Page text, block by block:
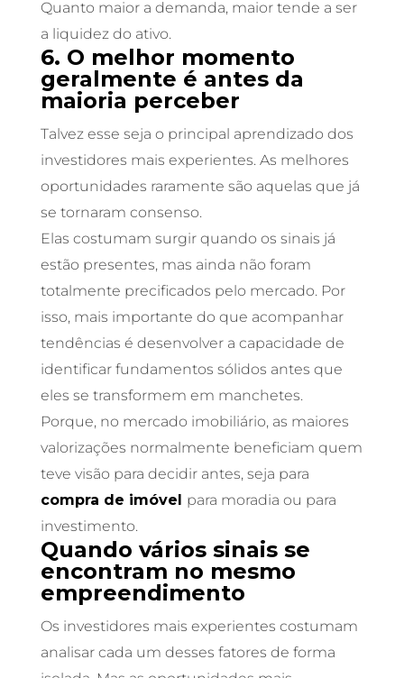
Quanto maior a demanda, maior tende a ser
a liquidez do ativo.
6. O melhor momento
geralmente é antes da
maioria perceber
Talvez esse seja o principal aprendizado dos
investidores mais experientes. As melhores
oportunidades raramente são aquelas que já
se tornaram consenso.
Elas costumam surgir quando os sinais já
estão presentes, mas ainda não foram
totalmente precificados pelo mercado. Por
isso, mais importante do que acompanhar
tendências é desenvolver a capacidade de
identificar fundamentos sólidos antes que
eles se transformem em manchetes.
Porque, no mercado imobiliário, as maiores
valorizações normalmente beneficiam quem
teve visão para decidir antes, seja para
compra de imóvel para moradia ou para
investimento.
Quando vários sinais se
encontram no mesmo
empreendimento
Os investidores mais experientes costumam
analisar cada um desses fatores de forma